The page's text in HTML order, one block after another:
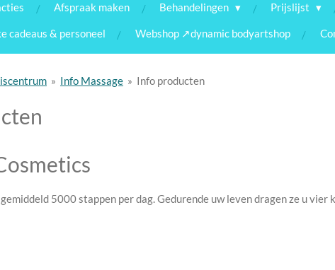
Afspraak maken Behandelingen Prijslijst
cadeaus & personeel Webshop ↗dynamic bodyartshop
» Info Massage » Info producten
5000 stappen per dag. Gedurende uw leven dragen ze u vier